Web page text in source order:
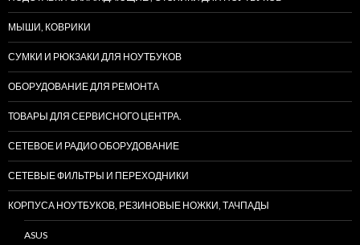
МЫШИ, КОВРИКИ
СУМКИ И РЮКЗАКИ ДЛЯ НОУТБУКОВ
ОБОРУДОВАНИЕ ДЛЯ РЕМОНТА
ТОВАРЫ ДЛЯ СЕРВИСНОГО ЦЕНТРА.
СЕТЕВОЕ И РАДИО ОБОРУДОВАНИЕ
СЕТЕВЫЕ ФИЛЬТРЫ И ПЕРЕХОДНИКИ
КОРПУСА НОУТБУКОВ, РЕЗИНОВЫЕ НОЖКИ, ТАЧПАДЫ
ASUS